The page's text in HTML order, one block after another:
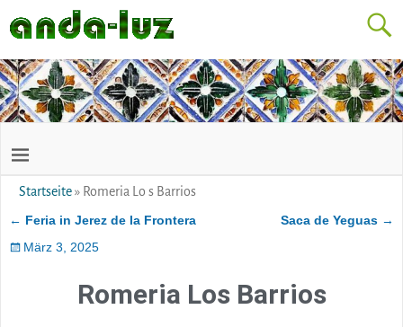
Startseite» Romeria Lo s Barrios
Artikelnavigation
← Feria in Jerez de la Frontera Saca de Yeguas →
März 3, 2025
Romeria Los Barrios